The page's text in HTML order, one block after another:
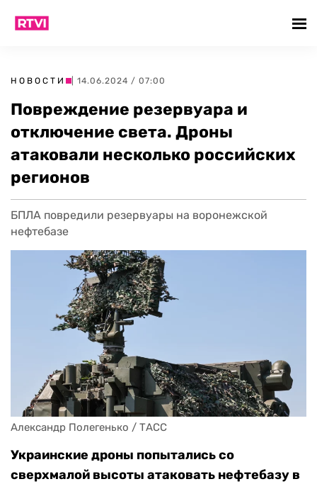
НОВОСТИ | 14.06.2024 / 07:00
Повреждение резервуара и
отключение света. Дроны
атаковали несколько российских
регионов
БПЛА повредили резервуары на воронежской
нефтебазе
Александр Полегенько / ТАСС
Украинские дроны попытались со
сверхмалой высоты атаковать нефтебазу в